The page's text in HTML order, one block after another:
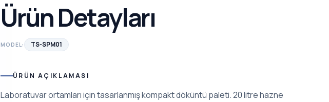
Ürün Detayları
MODEL: TS-SPM01
ÜRÜN AÇIKLAMASI
Laboratuvar ortamları için tasarlanmış kompakt döküntü paleti. 20 litre hazne